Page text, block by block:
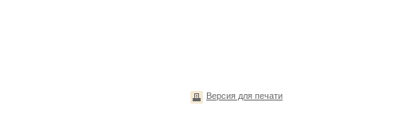
Версия для печати